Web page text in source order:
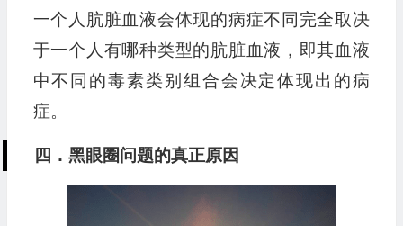
一个人肮脏血液会体现的病症不同完全取决
于一个人有哪种类型的肮脏血液，即其血液
中不同的毒素类别组合会决定体现出的病
症。
四．黑眼圈问题的真正原因